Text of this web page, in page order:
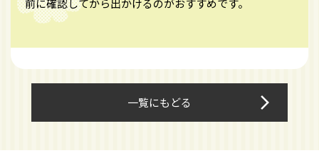
前に確認してから出かけるのがおすすめです。
一覧にもどる arrow_forward_ios